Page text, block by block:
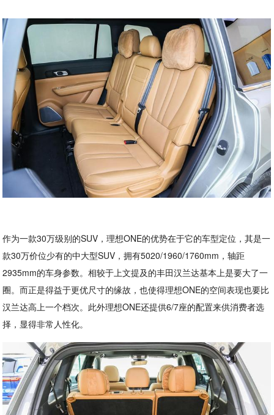
作为一款30万级别的SUV，理想ONE的优势在于它的车型定位，其是一
款30万价位少有的中大型SUV，拥有5020/1960/1760mm，轴距
2935mm的车身参数。相较于上文提及的丰田汉兰达基本上是要大了一
圈。而正是得益于更优尺寸的缘故，也使得理想ONE的空间表现也要比
汉兰达高上一个档次。此外理想ONE还提供6/7座的配置来供消费者选
择，显得非常人性化。